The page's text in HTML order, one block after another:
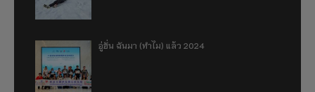
อู่ฮั่น ฉันมา (ทำไม) แล้ว 2024